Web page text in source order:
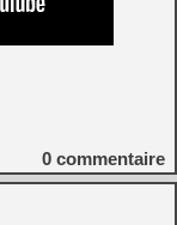
0 commentaire